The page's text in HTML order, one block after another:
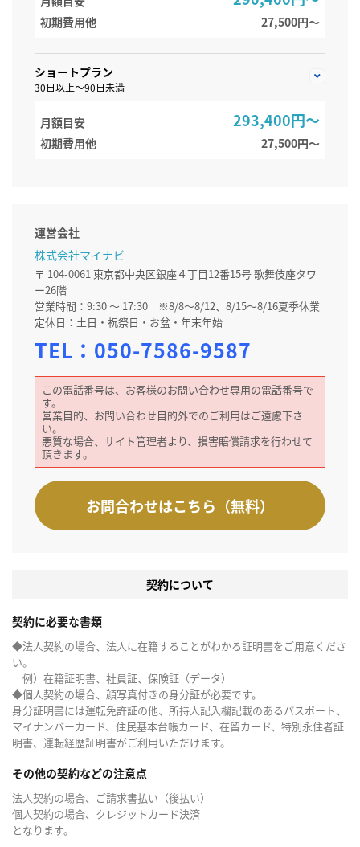
初期費用他 27,500円〜
ショートプラン
30日以上～90日未満
月額目安 293,400円～
初期費用他 27,500円〜
運営会社
株式会社マイナビ
〒 104-0061 東京都中央区銀座４丁目12番15号 歌舞伎座タワ
ー26階
営業時間：9:30 ～ 17:30 ※8/8～8/12、8/15～8/16夏季休業
定休日：土日・祝祭日・お盆・年末年始
TEL： 050-7586-9587
この電話番号は、お客様のお問い合わせ専用の電話番号で
す。
営業目的、お問い合わせ目的外でのご利用はご遠慮下さ
い。
悪質な場合、サイト管理者より、損害賠償請求を行わせて
頂きます。
お問合わせはこちら（無料）
契約について
契約に必要な書類
◆法人契約の場合、法人に在籍することがわかる証明書をご用意くださ
い。
例）在籍証明書、社員証、保険証（データ）
◆個人契約の場合、顔写真付きの身分証が必要です。
身分証明書には運転免許証の他、所持人記入欄記載のあるパスポート、
マイナンバーカード、住民基本台帳カード、在留カード、特別永住者証
明書、運転経歴証明書がご利用いただけます。
その他の契約などの注意点
法人契約の場合、ご請求書払い（後払い）
個人契約の場合、クレジットカード決済
となります。